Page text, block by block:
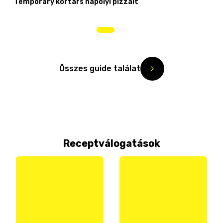
Összes guide találat
Receptválogatások